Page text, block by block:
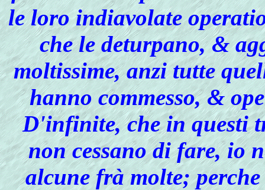
le loro indiavolate
che le deturpano, &
moltissime, anzi tutte
hanno commesso, &
D'infinite, che in questi
non cessano di fare, io
alcune frà molte;